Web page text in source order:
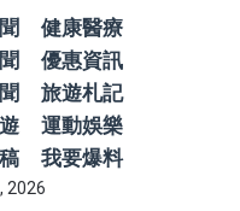
健康醫療
優惠資訊
旅遊札記
運動娛樂
我要爆料
2026